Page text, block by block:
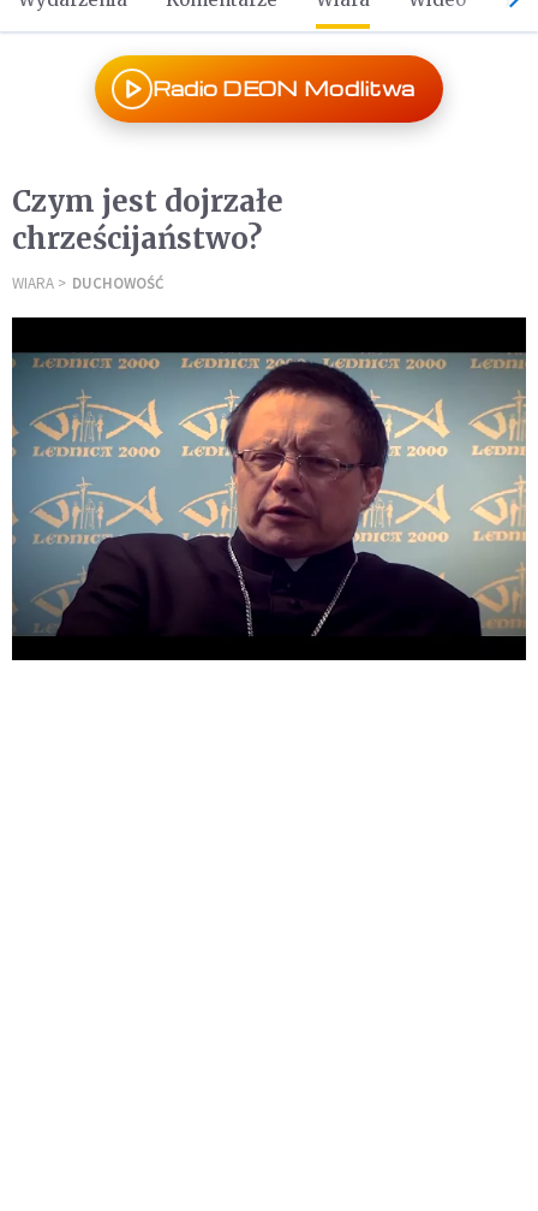
Radio DEON Modlitwa
Czym jest dojrzałe
chrześcijaństwo?
WIARA DUCHOWOŚĆ